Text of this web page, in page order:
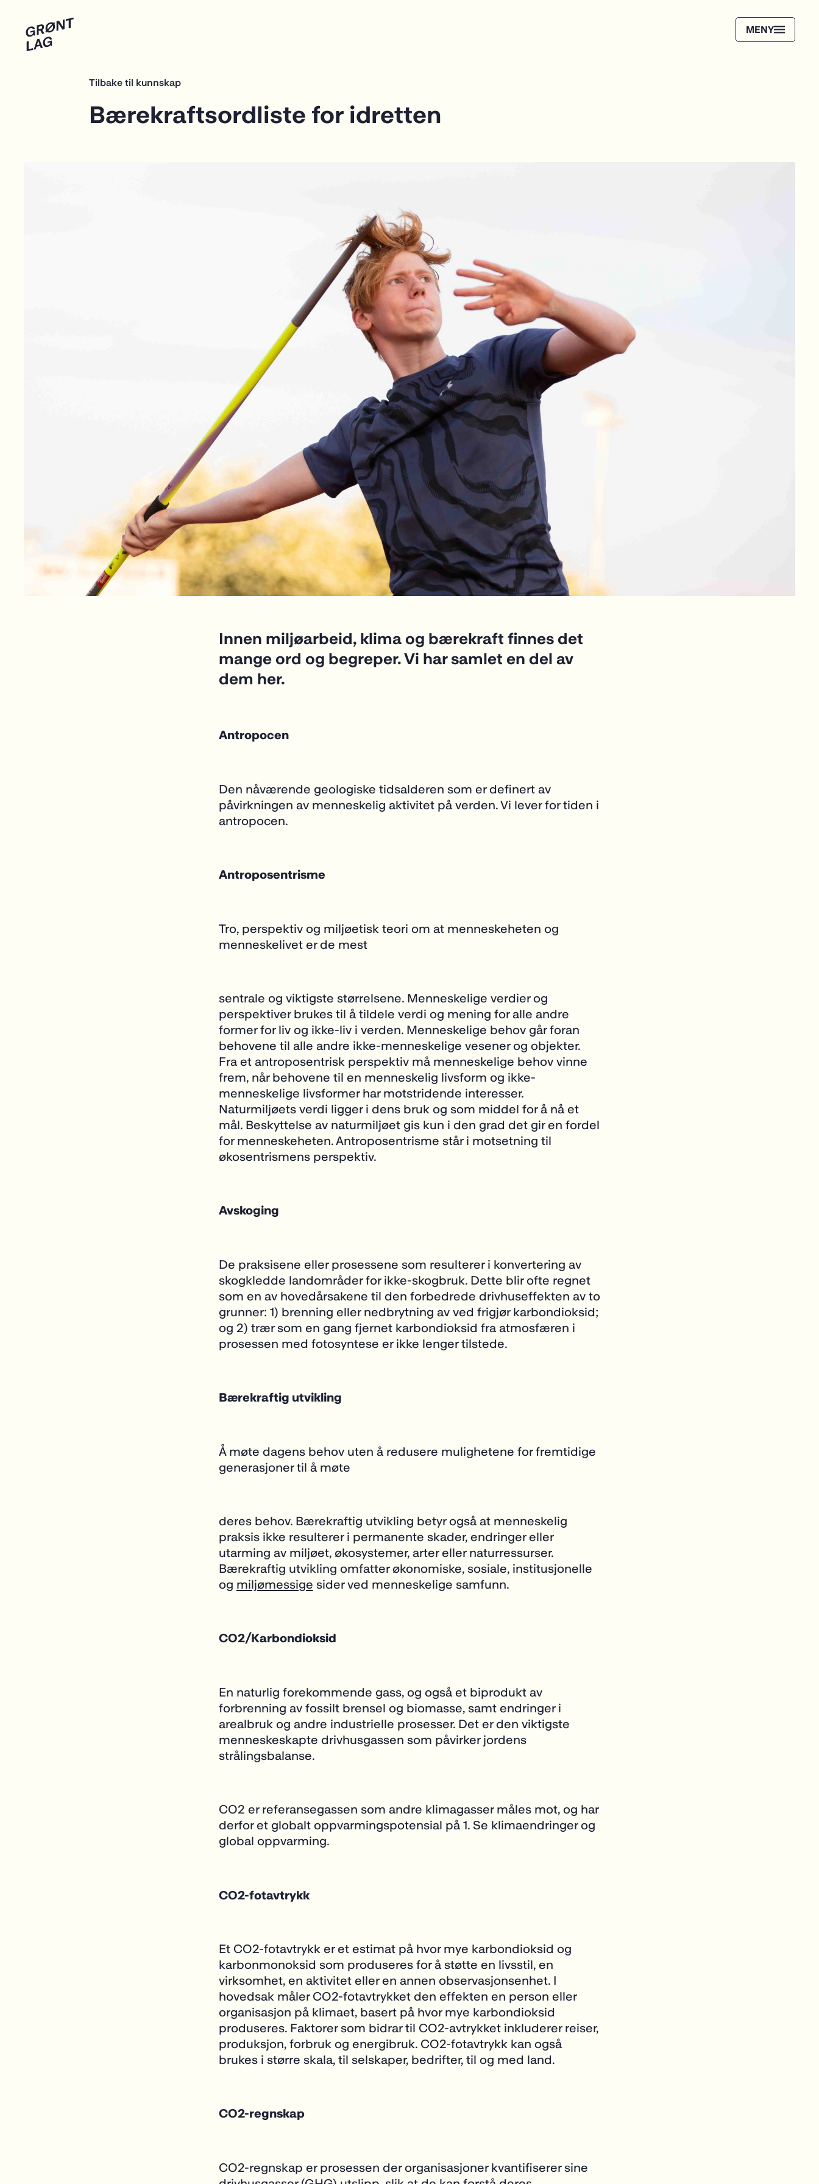
Tilbake til kunnskap
Innen miljøarbeid, klima og bærekraft finnes det
mange ord og begreper. Vi har samlet en del av
dem her.
Antropocen
Den nåværende geologiske tidsalderen som er definert av
påvirkningen av menneskelig aktivitet på verden. Vi lever for tiden i
antropocen.
Antroposentrisme
Tro, perspektiv og miljøetisk teori om at menneskeheten og
menneskelivet er de mest
sentrale og viktigste størrelsene. Menneskelige verdier og
perspektiver brukes til å tildele verdi og mening for alle andre
former for liv og ikke-liv i verden. Menneskelige behov går foran
behovene til alle andre ikke-menneskelige vesener og objekter.
Fra et antroposentrisk perspektiv må menneskelige behov vinne
frem, når behovene til en menneskelig livsform og ikke-
menneskelige livsformer har motstridende interesser.
Naturmiljøets verdi ligger i dens bruk og som middel for å nå et
mål. Beskyttelse av naturmiljøet gis kun i den grad det gir en fordel
for menneskeheten. Antroposentrisme står i motsetning til
økosentrismens perspektiv.
Avskoging
De praksisene eller prosessene som resulterer i konvertering av
skogkledde landområder for ikke-skogbruk. Dette blir ofte regnet
som en av hovedårsakene til den forbedrede drivhuseffekten av to
grunner: 1) brenning eller nedbrytning av ved frigjør karbondioksid;
og 2) trær som en gang fjernet karbondioksid fra atmosfæren i
prosessen med fotosyntese er ikke lenger tilstede.
Bærekraftig utvikling
Å møte dagens behov uten å redusere mulighetene for fremtidige
generasjoner til å møte
deres behov. Bærekraftig utvikling betyr også at menneskelig
praksis ikke resulterer i permanente skader, endringer eller
utarming av miljøet, økosystemer, arter eller naturressurser.
Bærekraftig utvikling omfatter økonomiske, sosiale, institusjonelle
og miljømessige sider ved menneskelige samfunn.
CO2/Karbondioksid
En naturlig forekommende gass, og også et biprodukt av
forbrenning av fossilt brensel og biomasse, samt endringer i
arealbruk og andre industrielle prosesser. Det er den viktigste
menneskeskapte drivhusgassen ​​som påvirker jordens
strålingsbalanse.
CO2 er referansegassen som andre klimagasser måles mot, og har
derforet globalt oppvarmingspotensial på 1. Se klimaendringerog
global oppvarming.
CO2-fotavtrykk
Et CO2-fotavtrykk er et estimat på hvor mye karbondioksid og
karbonmonoksid som produseres for å støtte en livsstil, en
virksomhet, en aktivitet eller en annen observasjonsenhet. I
hovedsak måler CO2-fotavtrykket den effekten en person eller
organisasjon på klimaet, basert på hvor mye karbondioksid
produseres. Faktorer som bidrar til CO2-avtrykket inkluderer reiser,
produksjon, forbruk og energibruk. CO2-fotavtrykk kan også
brukes i større skala, til selskaper, bedrifter, til og med land.
CO2-regnskap
CO2-regnskap er prosessen der organisasjoner kvantifiserer sine